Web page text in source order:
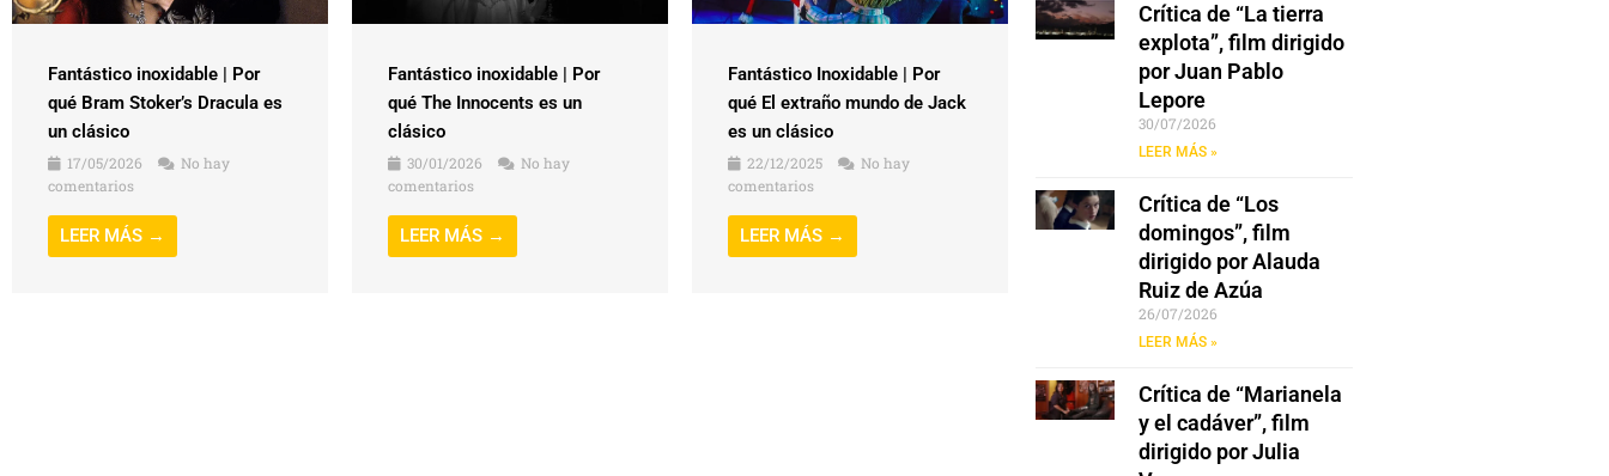
Fantástico inoxidable | Por
qué Bram Stoker’s Dracula es
un clásico
17/05/2026
No hay
comentarios
LEER MÁS →
Fantástico inoxidable | Por
qué The Innocents es un
clásico
30/01/2026
No hay
comentarios
LEER MÁS →
Fantástico Inoxidable | Por
qué El extraño mundo de Jack
es un clásico
22/12/2025
No hay
comentarios
LEER MÁS →
Crítica de “La tierra
explota”, film dirigido
por Juan Pablo
Lepore
30/07/2026
LEER MÁS »
Crítica de “Los
domingos”, film
dirigido por Alauda
Ruiz de Azúa
26/07/2026
LEER MÁS »
Crítica de “Marianela
y el cadáver”, film
dirigido por Julia